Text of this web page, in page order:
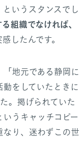
いうスタンスでし
組織でなければ、
したんです。
地元である静岡に
をしていたときに
。掲げられていた
いうキャッチコピー
り、迷わずこの世